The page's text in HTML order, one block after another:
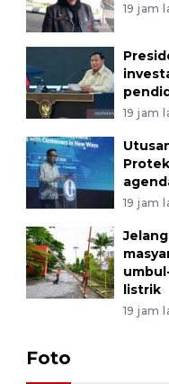
19 jam
19 jam
19 jam
Jelang
listrik
19 jam
Foto